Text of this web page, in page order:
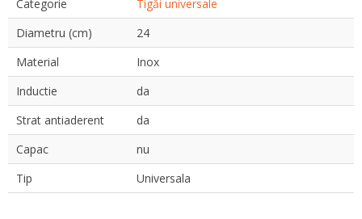
Categorie
Tigăi universale
Diametru (cm)
24
Material
Inox
Inductie
da
Strat antiaderent
da
Capac
nu
Tip
Universala